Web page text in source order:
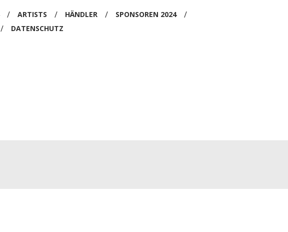
/ ARTISTS / HÄNDLER / SPONSOREN 2024 /
/ DATENSCHUTZ